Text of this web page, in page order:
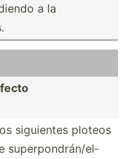
a la
siguientes ploteos
superp­ond­rán­/el­